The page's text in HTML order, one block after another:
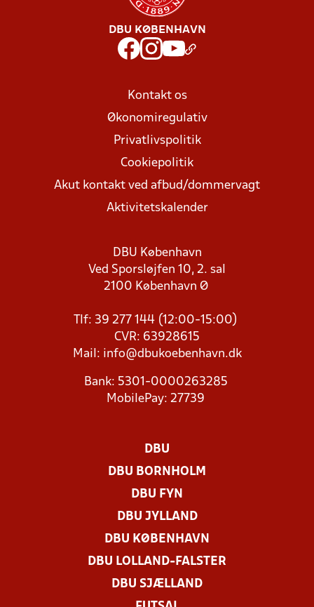
DBU KØBENHAVN
Kontakt os
Økonomiregulativ
Privatlivspolitik
Cookiepolitik
Akut kontakt ved afbud/dommervagt
Aktivitetskalender
DBU København
Ved Sporsløjfen 10, 2. sal
2100 København Ø
Tlf: 39 277 144 (12:00-15:00)
CVR: 63928615
Mail: info@dbukoebenhavn.dk
Bank: 5301-0000263285
MobilePay: 27739
DBU
DBU BORNHOLM
DBU FYN
DBU JYLLAND
DBU KØBENHAVN
DBU LOLLAND-FALSTER
DBU SJÆLLAND